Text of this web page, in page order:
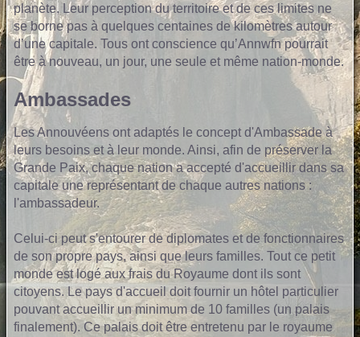
planète. Leur perception du territoire et de ces limites ne
se borne pas à quelques centaines de kilomètres autour
d’une capitale. Tous ont conscience qu’Annwfn pourrait
être à nouveau, un jour, une seule et même nation-monde.
Ambassades
Les Annouvéens ont adaptés le concept d'Ambassade à
leurs besoins et à leur monde. Ainsi, afin de préserver la
Grande Paix, chaque nation a accepté d'accueillir dans sa
capitale une représentant de chaque autres nations :
l'ambassadeur.
Celui-ci peut s'entourer de diplomates et de fonctionnaires
de son propre pays, ainsi que leurs familles. Tout ce petit
monde est logé aux frais du Royaume dont ils sont
citoyens. Le pays d'accueil doit fournir un hôtel particulier
pouvant accueillir un minimum de 10 familles (un palais
finalement). Ce palais doit être entretenu par le royaume